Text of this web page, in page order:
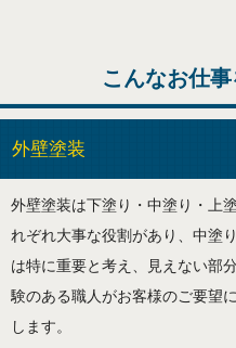
こんなお仕事
外壁塗装
外壁塗装は下塗り・中塗り・上
れぞれ大事な役割があり、中塗
は特に重要と考え、見えない部
験のある職人がお客様のご要望
します。